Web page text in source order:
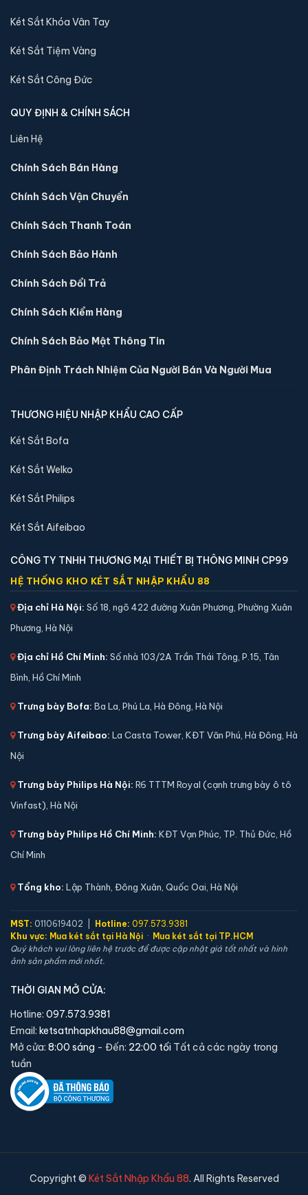
📐 Kích thước:30 x 36.5 x 30 cm
🛡️ Bảo hành:36 tháng
5,400,000 đ
Két sắt Bofa BGX-5D1-60S1 điện tử chính hãng
⚖️ Trọng lượng:35 kg
🔒 Khoá:Khóa điện tử
📐 Kích thước:35 x 36.5 x 32 cm
🔒 Khoá:Khóa vân tay
🛡️ Bảo hành:36 tháng
6,250,000 đ
Xem chi tiết →
Két Sắt Khóa Vân Tay
Két Sắt Tiệm Vàng
Két Sắt Công Đức
QUY ĐỊNH & CHÍNH SÁCH
Liên Hệ
Chính Sách Bán Hàng
Chính Sách Vận Chuyển
Chính Sách Thanh Toán
Chính Sách Bảo Hành
Chính Sách Đổi Trả
Chính Sách Kiểm Hàng
Chính Sách Bảo Mật Thông Tin
Phân Định Trách Nhiệm Của Người Bán Và Người Mua
THƯƠNG HIỆU NHẬP KHẨU CAO CẤP
Két Sắt Bofa
Két Sắt Welko
Két Sắt Philips
Két Sắt Aifeibao
CÔNG TY TNHH THƯƠNG MẠI THIẾT BỊ THÔNG MINH CP99
HỆ THỐNG KHO KÉT SẮT NHẬP KHẨU 88
Địa chỉ Hà Nội: Số 18, ngõ 422 đường Xuân Phương, Phường Xuân
Phương, Hà Nội
Địa chỉ Hồ Chí Minh: Số nhà 103/2A Trần Thái Tông, P.15, Tân
Bình, Hồ Chí Minh
Trưng bày Bofa: Ba La, Phú La, Hà Đông, Hà Nội
Trưng bày Aifeibao: La Casta Tower, KĐT Văn Phú, Hà Đông, Hà
Nội
Trưng bày Philips Hà Nội: R6 TTTM Royal (cạnh trưng bày ô tô
Vinfast), Hà Nội
Trưng bày Philips Hồ Chí Minh: KĐT Vạn Phúc, TP. Thủ Đức, Hồ
Chí Minh
Tổng kho: Lập Thành, Đông Xuân, Quốc Oai, Hà Nội
MST: 0110619402 | Hotline: 097.573.9381
Khu vực: Mua két sắt tại Hà Nội · Mua két sắt tại TP.HCM
Quý khách vui lòng liên hệ trước để được cập nhật giá tốt nhất và hình
ảnh sản phẩm mới nhất.
THỜI GIAN MỞ CỬA:
Hotline: 097.573.9381
Email: ketsatnhapkhau88@gmail.com
Mở cửa: 8:00 sáng - Đến: 22:00 tối Tất cả các ngày trong
tuần
Copyright © Két Sắt Nhập Khẩu 88. All Rights Reserved